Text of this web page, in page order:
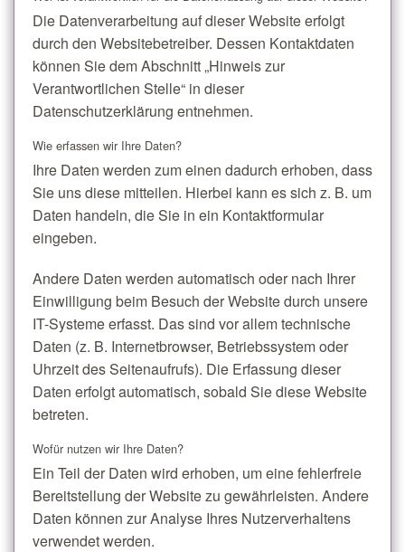
Die Datenverarbeitung auf dieser Website erfolgt
durch den Websitebetreiber. Dessen Kontaktdaten
können Sie dem Abschnitt „Hinweis zur
Verantwortlichen Stelle“ in dieser
Datenschutzerklärung entnehmen.
Wie erfassen wir Ihre Daten?
Ihre Daten werden zum einen dadurch erhoben, dass
Sie uns diese mitteilen. Hierbei kann es sich z. B. um
Daten handeln, die Sie in ein Kontaktformular
eingeben.
Andere Daten werden automatisch oder nach Ihrer
Einwilligung beim Besuch der Website durch unsere
IT-Systeme erfasst. Das sind vor allem technische
Daten (z. B. Internetbrowser, Betriebssystem oder
Uhrzeit des Seitenaufrufs). Die Erfassung dieser
Daten erfolgt automatisch, sobald Sie diese Website
betreten.
Wofür nutzen wir Ihre Daten?
Ein Teil der Daten wird erhoben, um eine fehlerfreie
Bereitstellung der Website zu gewährleisten. Andere
Daten können zur Analyse Ihres Nutzerverhaltens
verwendet werden.